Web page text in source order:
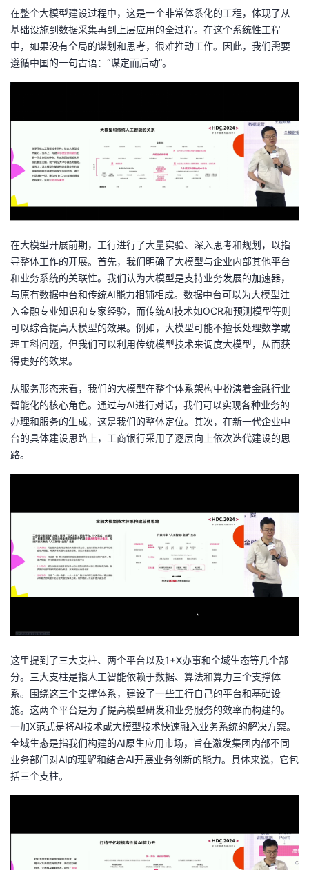
在整个大模型建设过程中，这是一个非常体系化的工程，体现了从
基础设施到数据采集再到上层应用的全过程。在这个系统性工程
中，如果没有全局的谋划和思考，很难推动工作。因此，我们需要
遵循中国的一句古语：“谋定而后动”。
在大模型开展前期，工行进行了大量实验、深入思考和规划，以指
导整体工作的开展。首先，我们明确了大模型与企业内部其他平台
和业务系统的关联性。我们认为大模型是支持业务发展的加速器，
与原有数据中台和传统AI能力相辅相成。数据中台可以为大模型注
入金融专业知识和专家经验，而传统AI技术如OCR和预测模型等则
可以综合提高大模型的效果。例如，大模型可能不擅长处理数学或
理工科问题，但我们可以利用传统模型技术来调度大模型，从而获
得更好的效果。
从服务形态来看，我们的大模型在整个体系架构中扮演着金融行业
智能化的核心角色。通过与AI进行对话，我们可以实现各种业务的
办理和服务的生成，这是我们的整体定位。其次，在新一代企业中
台的具体建设思路上，工商银行采用了逐层向上依次迭代建设的思
路。
这里提到了三大支柱、两个平台以及1+X办事和全域生态等几个部
分。三大支柱是指人工智能依赖于数据、算法和算力三个支撑体
系。围绕这三个支撑体系，建设了一些工行自己的平台和基础设
施。这两个平台是为了提高模型研发和业务服务的效率而构建的。
一加X范式是将AI技术或大模型技术快速融入业务系统的解决方案。
全域生态是指我们构建的AI原生应用市场，旨在激发集团内部不同
业务部门对AI的理解和结合AI开展业务创新的能力。具体来说，它包
括三个支柱。